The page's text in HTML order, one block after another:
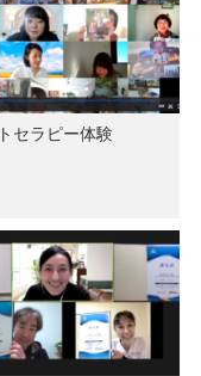
セラピー体験